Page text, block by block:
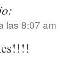
las 8:07 am